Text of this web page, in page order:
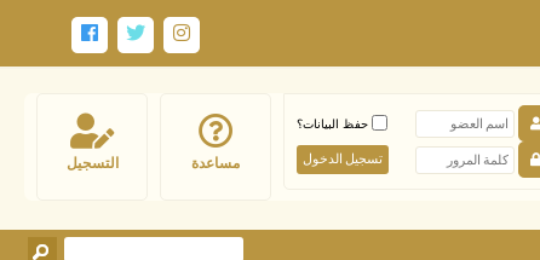
التسجيل مساعدة
حفظ البيانات؟